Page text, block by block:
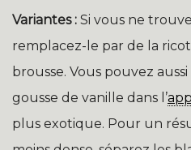
Variantes : Si vous ne
remplacez-le par de la
brousse. Vous pouvez
gousse de vanille dans l’
plus exotique. Pour un